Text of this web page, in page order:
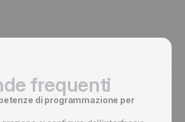
frequenti
di programmazione per